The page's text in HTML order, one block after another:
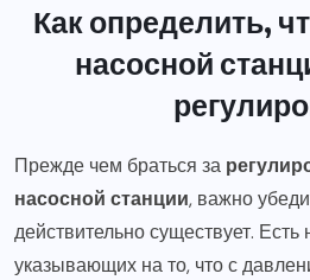
Как определить,
насосной
Прежде чем браться за
насосной станции, важно
действительно существует. Есть
указывающих на то, что с